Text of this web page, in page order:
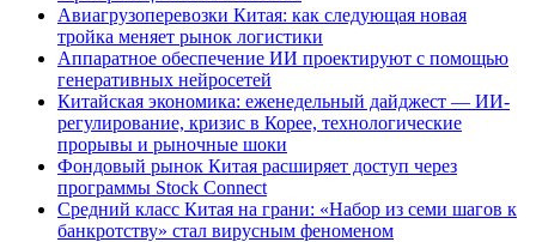
Авиагрузоперевозки Китая: как следующая новая
тройка меняет рынок логистики
Аппаратное обеспечение ИИ проектируют с помощью
генеративных нейросетей
Китайская экономика: еженедельный дайджест — ИИ-
регулирование, кризис в Корее, технологические
прорывы и рыночные шоки
Фондовый рынок Китая расширяет доступ через
программы Stock Connect
Средний класс Китая на грани: «Набор из семи шагов к
банкротству» стал вирусным феноменом